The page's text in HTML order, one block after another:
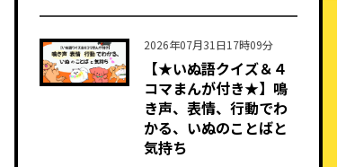
2026年07月31日17時09分
【★いぬ語クイズ＆４
コマまんが付き★】鳴
き声、表情、行動でわ
かる、いぬのことばと
気持ち